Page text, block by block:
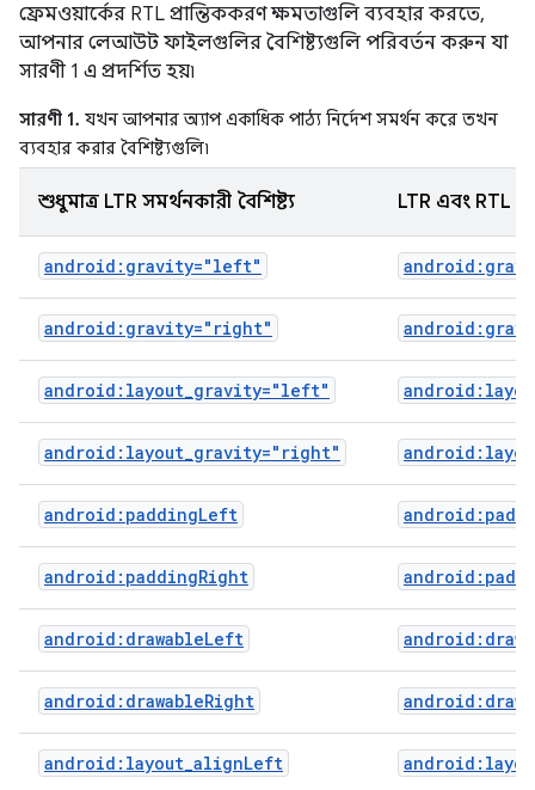
ফ্রেমওয়ার্কের RTL প্রান্তিককরণ ক্ষমতাগুলি ব্যবহার করতে,
আপনার লেআউট ফাইলগুলির বৈশিষ্ট্যগুলি পরিবর্তন করুন যা
সারণী 1 এ প্রদর্শিত হয়৷
সারণী 1. যখন আপনার অ্যাপ একাধিক পাঠ্য নির্দেশ সমর্থন করে তখন
ব্যবহার করার বৈশিষ্ট্যগুলি৷
শুধুমাত্র LTR সমর্থনকারী বৈশিষ্ট্য LTR এবং RTL
android:gravity="left"
android:gravity="right"
android:layout_gravity="left"
android:layout_gravity="right"
android:paddingLeft
android:paddingRight
android:drawableLeft
android:drawableRight
android:layout_alignLeft